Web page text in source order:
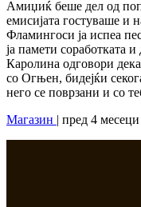
Амиџиќ беше дел од
емисијата гостуваше и
Фламингоси ја испеа
ја памети соработката
Каролина одговори
со Огњен, бидејќи
него се поврзани и со
Магазин | пред 4 месеци